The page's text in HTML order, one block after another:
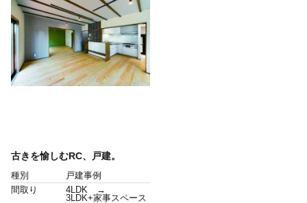
古きを愉しむRC、戸建。
種別
戸建事例
間取り
4LDK →
3LDK+家事スペース